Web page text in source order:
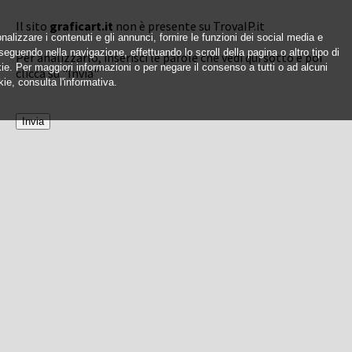
Il sito graficart.it non è presente su TrovaIP.it
Per analizzarlo, inserisci le parole che vedi qui sotto e poi
clicca su "Invia"
i contenuti e gli annunci, fornire le funzioni dei social media e
nella navigazione, effettuando lo scroll della pagina o altro tipo di
Per maggiori informazioni o per negare il consenso a tutti o ad alcuni
consulta l'informativa.